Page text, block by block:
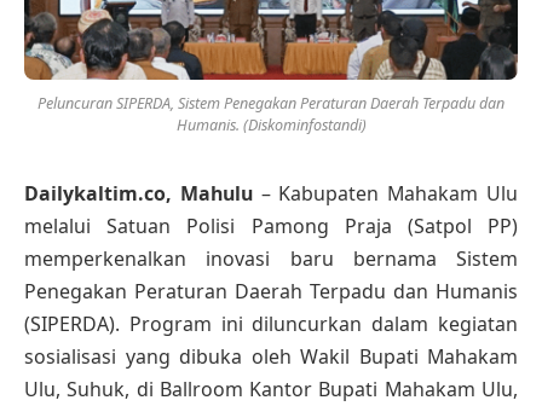
Peluncuran SIPERDA, Sistem Penegakan Peraturan Daerah Terpadu dan
Humanis. (Diskominfostandi)
Dailykaltim.co, Mahulu – Kabupaten Mahakam Ulu
melalui Satuan Polisi Pamong Praja (Satpol PP)
memperkenalkan inovasi baru bernama Sistem
Penegakan Peraturan Daerah Terpadu dan Humanis
(SIPERDA). Program ini diluncurkan dalam kegiatan
sosialisasi yang dibuka oleh Wakil Bupati Mahakam
Ulu, Suhuk, di Ballroom Kantor Bupati Mahakam Ulu,